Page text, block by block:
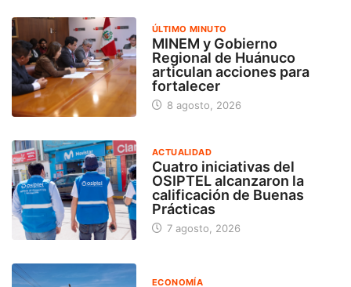
ÚLTIMO MINUTO
MINEM y Gobierno
Regional de Huánuco
articulan acciones para
fortalecer
8 agosto, 2026
ACTUALIDAD
Cuatro iniciativas del
OSIPTEL alcanzaron la
calificación de Buenas
Prácticas
7 agosto, 2026
ECONOMÍA